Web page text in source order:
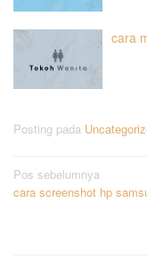
cara
Posting pada
Navigasi
pos
Pos sebelumnya
cara screenshot hp